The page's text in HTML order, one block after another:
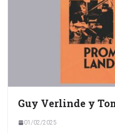
Guy Verlinde y
01/02/2025